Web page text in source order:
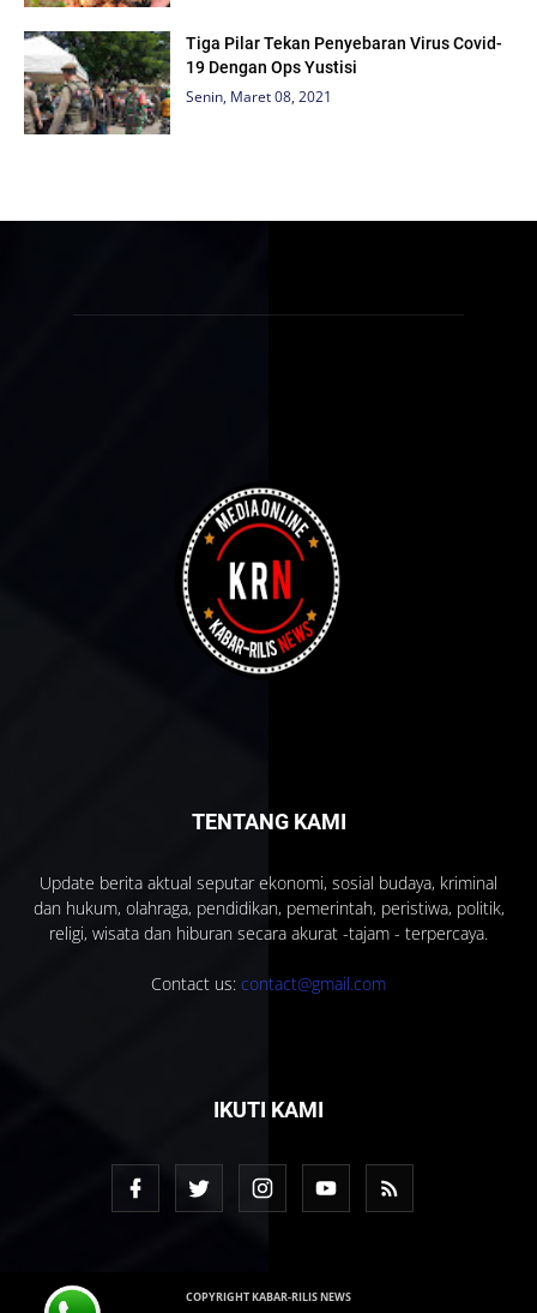
Tiga Pilar Tekan Penyebaran Virus Covid-
19 Dengan Ops Yustisi
Senin, Maret 08, 2021
TENTANG KAMI
Update berita aktual seputar ekonomi, sosial budaya, kriminal
dan hukum, olahraga, pendidikan, pemerintah, peristiwa, politik,
religi, wisata dan hiburan secara akurat -tajam - terpercaya.
Contact us: contact@gmail.com
IKUTI KAMI
COPYRIGHT KABAR-RILIS NEWS